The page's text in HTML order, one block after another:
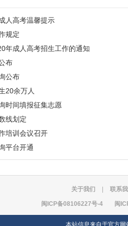
人高考温馨提示
规定
年成人高考招生工作的通知
布
公布
20余万人
时间填报征集志愿
线划定
培训会议召开
平台开通
关于我们 联系
闽ICP备08106227号-4 闽
本站信息来自于官方网